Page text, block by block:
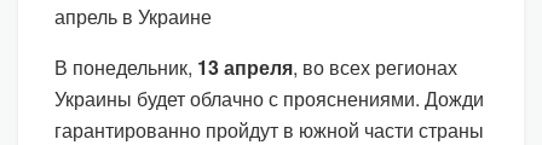
апрель в Украине
В понедельник, 13 апреля, во всех регионах
Украины будет облачно с прояснениями. Дожди
гарантированно пройдут в южной части страны